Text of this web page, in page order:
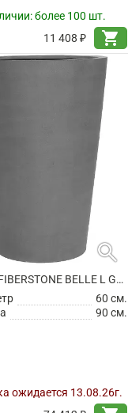
более 100 шт.
11 408 ₽
shopping_cart
search
КАШПО FIBERSTONE BELLE L GREY
60 см.
90 см.
ожидается 13.08.26г.